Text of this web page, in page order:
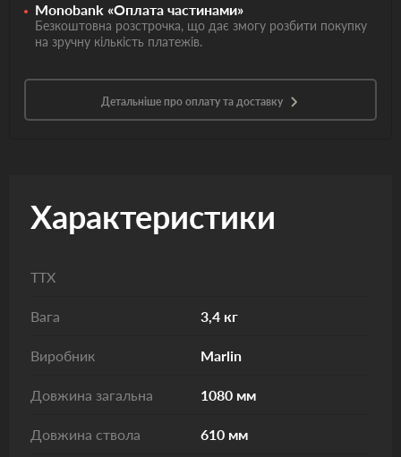
Monobank «Оплата частинами»
Безкоштовна розстрочка, що дає змогу розбити покупку
на зручну кількість платежів.
Детальніше про оплату та доставку
Характеристики
ТТХ
Вага 3,4 кг
Виробник Marlin
Довжина загальна 1080 мм
Довжина ствола 610 мм